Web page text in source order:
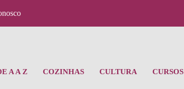
A A Z COZINHAS CULTURA